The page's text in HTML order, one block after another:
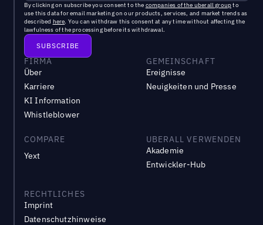
By clicking on subscribe you consent to the companies of the uberall groupto
use this data for email marketing on our products, services, and market trends as
described here. You can withdraw this consent at any time without affecting the
lawfulness of the processing before its withdrawal.
FIRMA
Über
Karriere
KI Information
Whistleblower
GEMEINSCHAFT
Ereignisse
Neuigkeiten und Presse
COMPARE
Yext
UBERALL VERWENDEN
Akademie
Entwickler-Hub
RECHTLICHES
Imprint
Datenschutzhinweise